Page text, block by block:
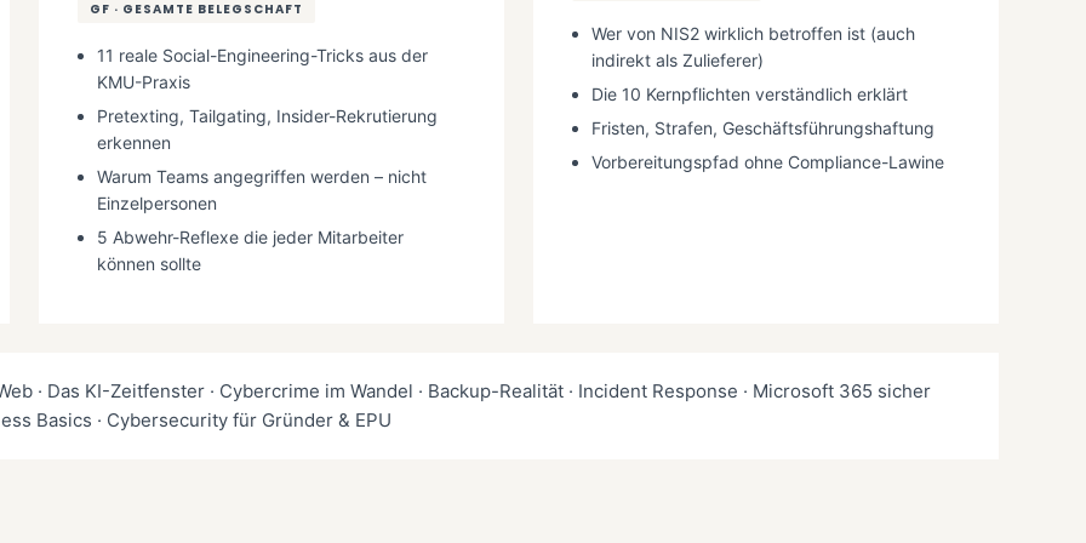
GF · GESAMTE BELEGSCHAFT
11 reale Social-Engineering-Tricks aus der
KMU-Praxis
Pretexting, Tailgating, Insider-Rekrutierung
erkennen
Warum Teams angegriffen werden – nicht
Einzelpersonen
5 Abwehr-Reflexe die jeder Mitarbeiter
können sollte
Wer von NIS2 wirklich betroffen ist (auch
indirekt als Zulieferer)
Die 10 Kernpflichten verständlich erklärt
Fristen, Strafen, Geschäftsführungshaftung
Vorbereitungspfad ohne Compliance-Lawine
· Das KI-Zeitfenster · Cybercrime im Wandel · Backup-Realität · Incident Response · Microsoft 365 sicher
Basics · Cybersecurity für Gründer & EPU